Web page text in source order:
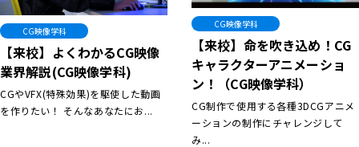
CG映像学科
【来校】よくわかるCG映像
業界解説(CG映像学科)
CGやVFX(特殊効果)を駆使した動画
を作りたい！ そんなあなたにお...
CG映像学科
【来校】命を吹き込め！CG
キャラクターアニメーショ
ン！（CG映像学科）
CG制作で使用する各種3DCGアニメ
ーションの制作にチャレンジして
み...